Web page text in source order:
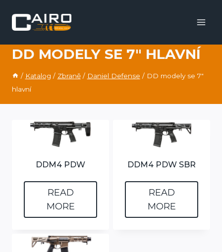
DD MODELY SE 7" HLAVNÍ
/ Katalog / Zbraně / Daniel Defense / DD modely se 7"
hlavní
DDM4 PDW
READ
MORE
DDM4 PDW SBR
READ
MORE